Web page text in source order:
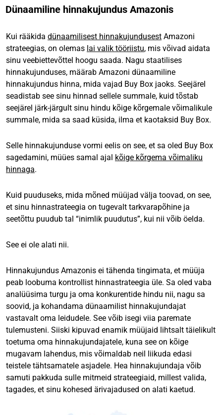
Dünaamiline hinnakujundus Amazonis
Kui rääkida dünaamilisest hinnakujundusest Amazoni
strateegias, on olemas lai valik tööriistu, mis võivad aidata
sinu veebiettevõttel hoogu saada. Nagu staatilises
hinnakujunduses, määrab Amazoni dünaamiline
hinnakujundus hinna, mida vajad Buy Box jaoks. Seejärel
seadistab see sinu hinnad sellele summale, kuid tõstab
seejärel järk-järgult sinu hindu kõige kõrgemale võimalikule
summale, mida sa saad küsida, ilma et kaotaksid Buy Box.
Selle hinnakujunduse vormi eelis on see, et sa oled Buy Box
sagedamini, müües samal ajal kõige kõrgema võimaliku
hinnaga.
Kuid puuduseks, mida mõned müüjad välja toovad, on see,
et sinu hinnastrateegia on tugevalt tarkvarapõhine ja
seetõttu puudub tal “inimlik puudutus”, kui nii võib öelda.
See ei ole alati nii.
Hinnakujundus Amazonis ei tähenda tingimata, et müüja
peab loobuma kontrollist hinnastrateegia üle. Sa oled vaba
analüüsima turgu ja oma konkurentide hindu nii, nagu sa
soovid, ja kohandama dünaamilist hinnakujundajat
vastavalt oma leidudele. See võib isegi viia paremate
tulemusteni. Siiski kipuvad enamik müüjaid lihtsalt täielikult
toetuma oma hinnakujundajatele, kuna see on kõige
mugavam lahendus, mis võimaldab neil liikuda edasi
teistele tähtsamatele asjadele. Hea hinnakujundaja võib
samuti pakkuda sulle mitmeid strateegiaid, millest valida,
tagades, et sinu kohesed ärivajadused on alati kaetud.